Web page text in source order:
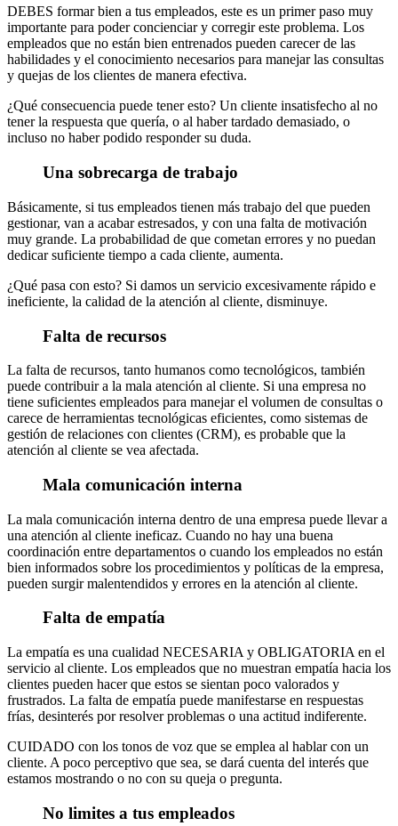
DEBES formar bien a tus empleados, este es un primer paso muy
importante para poder concienciar y corregir este problema. Los
empleados que no están bien entrenados pueden carecer de las
habilidades y el conocimiento necesarios para manejar las consultas
y quejas de los clientes de manera efectiva.
¿Qué consecuencia puede tener esto? Un cliente insatisfecho al no
tener la respuesta que quería, o al haber tardado demasiado, o
incluso no haber podido responder su duda.
Una sobrecarga de trabajo
Básicamente, si tus empleados tienen más trabajo del que pueden
gestionar, van a acabar estresados, y con una falta de motivación
muy grande. La probabilidad de que cometan errores y no puedan
dedicar suficiente tiempo a cada cliente, aumenta.
¿Qué pasa con esto? Si damos un servicio excesivamente rápido e
ineficiente, la calidad de la atención al cliente, disminuye.
Falta de recursos
La falta de recursos, tanto humanos como tecnológicos, también
puede contribuir a la mala atención al cliente. Si una empresa no
tiene suficientes empleados para manejar el volumen de consultas o
carece de herramientas tecnológicas eficientes, como sistemas de
gestión de relaciones con clientes (CRM), es probable que la
atención al cliente se vea afectada.
Mala comunicación interna
La mala comunicación interna dentro de una empresa puede llevar a
una atención al cliente ineficaz. Cuando no hay una buena
coordinación entre departamentos o cuando los empleados no están
bien informados sobre los procedimientos y políticas de la empresa,
pueden surgir malentendidos y errores en la atención al cliente.
Falta de empatía
La empatía es una cualidad NECESARIA y OBLIGATORIA en el
servicio al cliente. Los empleados que no muestran empatía hacia los
clientes pueden hacer que estos se sientan poco valorados y
frustrados. La falta de empatía puede manifestarse en respuestas
frías, desinterés por resolver problemas o una actitud indiferente.
CUIDADO con los tonos de voz que se emplea al hablar con un
cliente. A poco perceptivo que sea, se dará cuenta del interés que
estamos mostrando o no con su queja o pregunta.
No limites a tus empleados